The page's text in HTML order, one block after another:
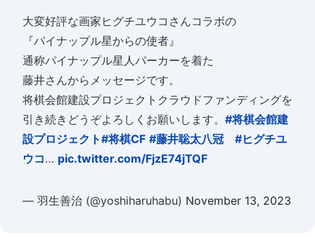
大変好評な画家ヒグチユウコさんコラボの
『パイナップル星からの使者』
通称パイナップル星人パーカーを着た
藤井さんからメッセージです。
将棋会館建設プロジェクトクラウドファンディングを
引き続きどうぞよろしくお願いします。 #将棋会館建
設プロジェクト#将棋CF #藤井聡太八冠
#ヒグチユ
ウコ… pic.twitter.com/FjzE74jTQF
— 羽生善治 (@yoshiharuhabu) November 13, 2023